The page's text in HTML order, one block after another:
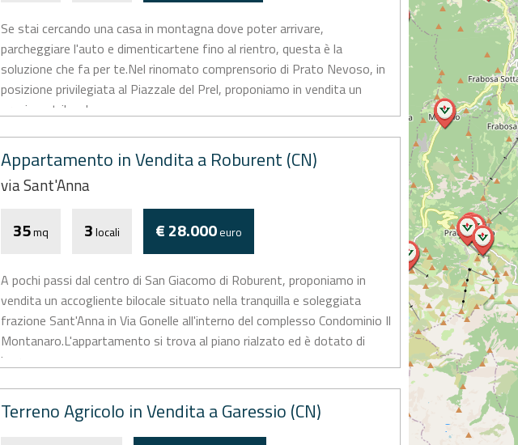
Se stai cercando una casa in montagna dove poter arrivare,
parcheggiare l'auto e dimenticartene fino al rientro, questa è la
soluzione che fa per te.Nel rinomato comprensorio di Prato Nevoso, in
posizione privilegiata al Piazzale del Prel, proponiamo in vendita un
grazioso trilocale...
Appartamento in Vendita a Roburent (CN)
via Sant'Anna
35mq 3locali € 28.000euro
A pochi passi dal centro di San Giacomo di Roburent, proponiamo in
vendita un accogliente bilocale situato nella tranquilla e soleggiata
frazione Sant'Anna in Via Gonelle all'interno del complesso Condominio Il
Montanaro.L'appartamento si trova al piano rialzato ed è dotato di
ingresso...
Terreno Agricolo in Vendita a Garessio (CN)